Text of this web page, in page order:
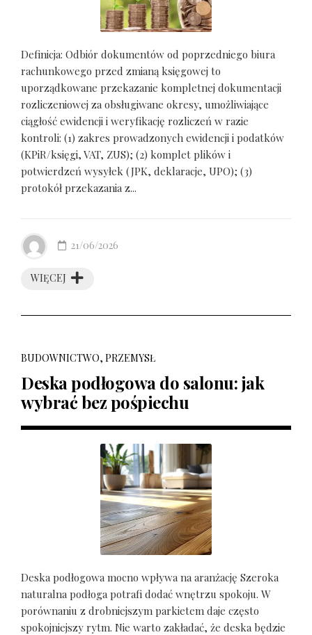
Definicja: Odbiór dokumentów od poprzedniego biura
rachunkowego przed zmianą księgowej to
uporządkowane przekazanie kompletnej dokumentacji
rozliczeniowej za obsługiwane okresy, umożliwiające
ciągłość ewidencji i weryfikację rozliczeń w razie
kontroli: (1) zakres prowadzonych ewidencji i podatków
(KPiR/księgi, VAT, ZUS); (2) komplet plików i
potwierdzeń wysyłek (JPK, deklaracje, UPO); (3)
protokół przekazania z...
WIĘCEJ
21/06/2026
BUDOWNICTWO, PRZEMYSŁ
Deska podłogowa do salonu: jak
wybrać bez pośpiechu
Deska podłogowa mocno wpływa na aranżację Szeroka
naturalna podłoga potrafi dodać wnętrzu spokoju. W
porównaniu z drobniejszym parkietem daje często
spokojniejszy rytm. Nie warto zakładać, że deska będzie